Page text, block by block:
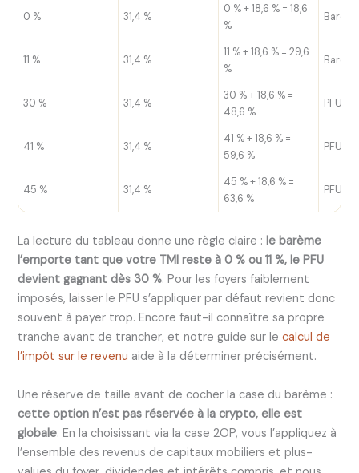
0 % 31,4 %
0 % + 18,6 % = 18,6
%
11 % 31,4 %
11 % + 18,6 % = 29,6
%
30 % 31,4 %
30 % + 18,6 % =
48,6 %
PFU
41 % 31,4 %
41 % + 18,6 % =
59,6 %
PFU
45 % 31,4 %
45 % + 18,6 % =
63,6 %
PFU
La lecture du tableau donne une règle claire :le barème
l’emporte tant que votre TMI reste à 0 % ou 11 %, le PFU
devient gagnant dès 30 %. Pour les foyers faiblement
imposés, laisser le PFU s’appliquer par défaut revient donc
souvent à payer trop. Encore faut-il connaître sa propre
tranche avant de trancher, et notre guide sur lecalcul de
l’impôt sur le revenu aide à la déterminer précisément.
Une réserve de taille avant de cocher la case du barème :
cette option n’est pas réservée à la crypto, elle est
globale. En la choisissant via la case 2OP, vous l’appliquez à
l’ensemble des revenus de capitaux mobiliers et plus-